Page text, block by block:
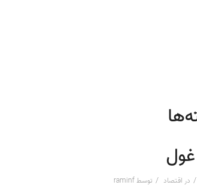
/ در اقتصاد / توسطraminf